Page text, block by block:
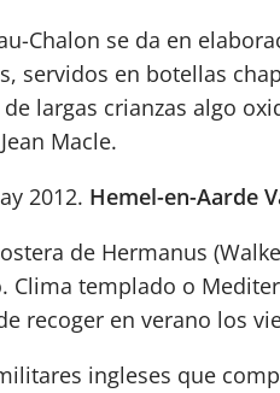
Chalon se da en
servidos en botellas
largas crianzas algo
Macle.
2012. Hemel-en-Aarde
de Hermanus
Clima templado o
recoger en verano los
ingleses que